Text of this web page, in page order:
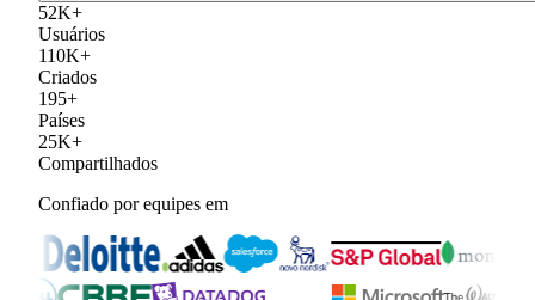
52K+
Usuários
110K+
Criados
195+
Países
25K+
Compartilhados
Confiado por equipes em